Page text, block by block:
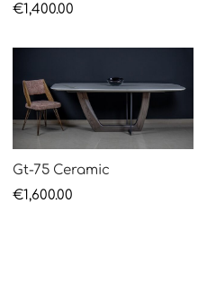
€1,400.00
Gt-75 Ceramic
€1,600.00